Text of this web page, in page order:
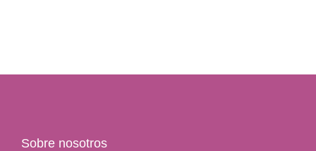
Sobre nosotros